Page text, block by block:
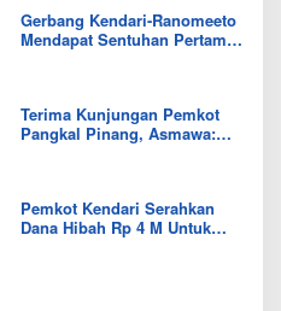
Gerbang Kendari-Ranomeeto
Mendapat Sentuhan Pertama
Terima Kunjungan Pemkot
Pangkal Pinang, Asmawa:
Pemkot Kendari Serahkan
Dana Hibah Rp 4 M Untuk